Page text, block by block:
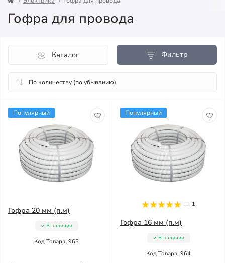
Гофра для провода
Фильтр
Каталог
Популярный
Гофра 20 мм (п.м)
В наличии
Код Товара: 965
Популярный
1
Гофра 16 мм (п.м)
В наличии
Код Товара: 964